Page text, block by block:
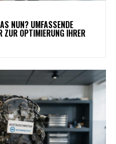
NUN? UMFASSENDE
ZUR OPTIMIERUNG IHRER